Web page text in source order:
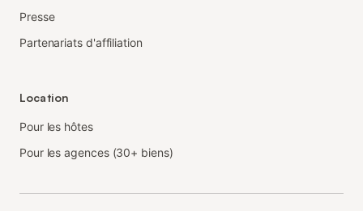
Presse
Partenariats d'affiliation
Location
Pour les hôtes
Pour les agences (30+ biens)